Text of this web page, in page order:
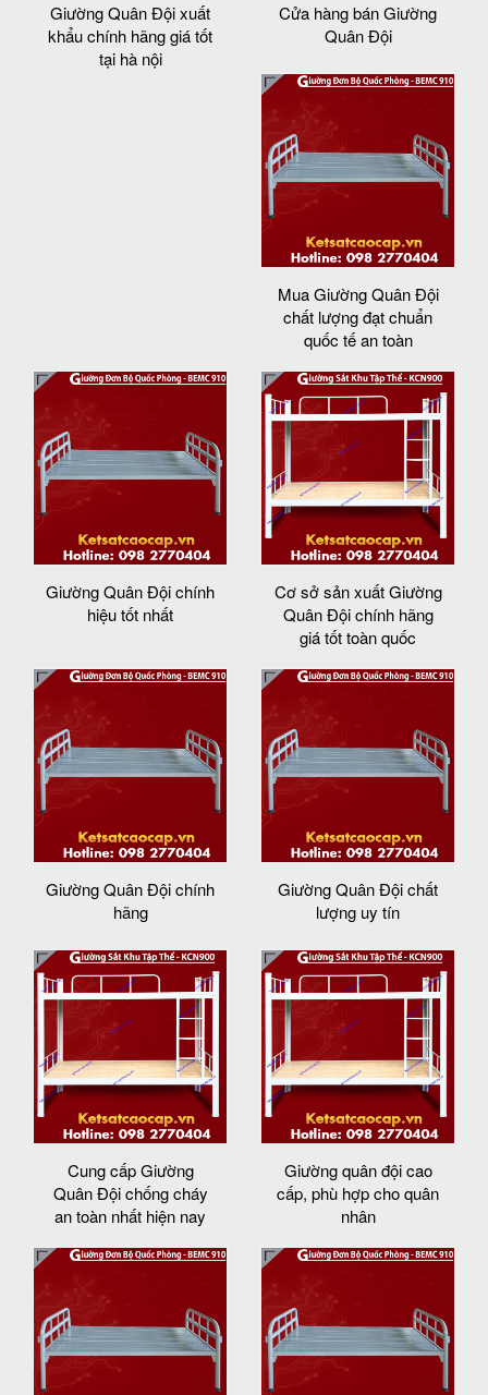
Giường Quân Đội xuất
khẩu chính hãng giá tốt
tại hà nội
Cửa hàng bán Giường
Quân Đội
Mua Giường Quân Đội
chất lượng đạt chuẩn
quốc tế an toàn
Giường Quân Đội chính
hiệu tốt nhất
Cơ sở sản xuất Giường
Quân Đội chính hãng
giá tốt toàn quốc
Giường Quân Đội chính
hãng
Giường Quân Đội chất
lượng uy tín
Cung cấp Giường
Quân Đội chống cháy
an toàn nhất hiện nay
Giường quân đội cao
cấp, phù hợp cho quân
nhân